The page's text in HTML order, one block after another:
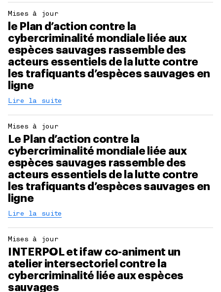
Mises à jour
le Plan d’action contre la
cybercriminalité mondiale liée aux
espèces sauvages rassemble des
acteurs essentiels de la lutte contre
les trafiquants d’espèces sauvages en
ligne
Lire la suite
Mises à jour
Le Plan d’action contre la
cybercriminalité mondiale liée aux
espèces sauvages rassemble des
acteurs essentiels de la lutte contre
les trafiquants d’espèces sauvages en
ligne
Lire la suite
Mises à jour
INTERPOL et ifaw co-animent un
atelier intersectoriel contre la
cybercriminalité liée aux espèces
sauvages